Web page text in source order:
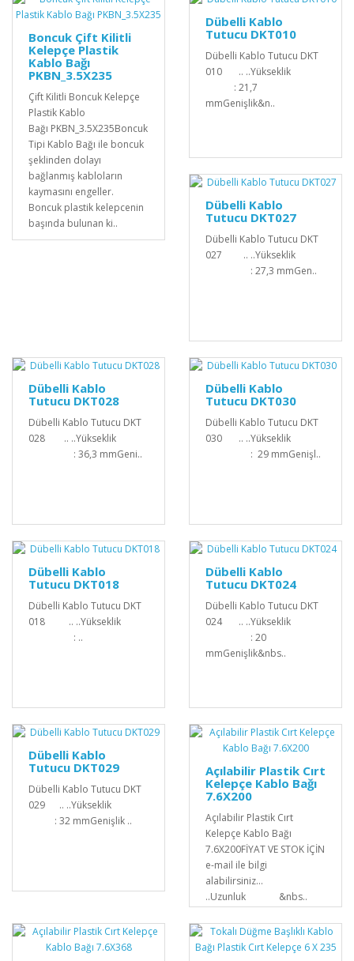
Boncuk Çift Kilitli
Kelepçe Plastik
Kablo Bağı
PKBN_3.5X235
Çift Kilitli Boncuk Kelepçe
Plastik Kablo
Bağı PKBN_3.5X235Boncuk
Tipi Kablo Bağı ile boncuk
şeklinden dolayı
bağlanmış kabloların
kaymasını engeller.
Boncuk plastik kelepcenin
başında bulunan ki..
Dübelli Kablo
Tutucu DKT010
Dübelli Kablo Tutucu DKT
010 .. ..Yükseklik
: 21,7
mmGenişlik&n..
Dübelli Kablo
Tutucu DKT027
Dübelli Kablo Tutucu DKT
027 .. ..Yükseklik
: 27,3 mmGen..
Dübelli Kablo
Tutucu DKT028
Dübelli Kablo Tutucu DKT
028 .. ..Yükseklik
: 36,3 mmGeni..
Dübelli Kablo
Tutucu DKT030
Dübelli Kablo Tutucu DKT
030 .. ..Yükseklik
: 29 mmGenişl..
Dübelli Kablo
Tutucu DKT018
Dübelli Kablo Tutucu DKT
018 .. ..Yükseklik
: ..
Dübelli Kablo
Tutucu DKT024
Dübelli Kablo Tutucu DKT
024 .. ..Yükseklik
: 20
mmGenişlik&nbs..
Dübelli Kablo
Tutucu DKT029
Dübelli Kablo Tutucu DKT
029 .. ..Yükseklik
: 32 mmGenişlik ..
Açılabilir Plastik Cırt
Kelepçe Kablo Bağı
7.6X200
Açılabilir Plastik Cırt
Kelepçe Kablo Bağı
7.6X200FİYAT VE STOK İÇİN
e-mail ile bilgi
alabilirsiniz...
..Uzunluk &nbs..